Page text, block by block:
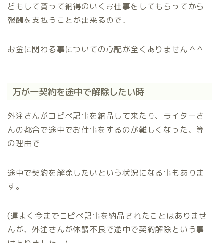
どもして貰って納得のいくお仕事をしてもらってから
報酬を支払うことが出来るので、
お金に関わる事についての心配が全くありません＾＾
万が一契約を途中で解除したい時
外注さんがコピペ記事を納品して来たり、ライターさ
んの都合で途中でお仕事をするのが難しくなった、等
の理由で
途中で契約を解除したいという状況になる事もありま
す。
(運よく今までコピペ記事を納品されたことはありませ
んが、外注さんが体調不良で途中で契約解除という事